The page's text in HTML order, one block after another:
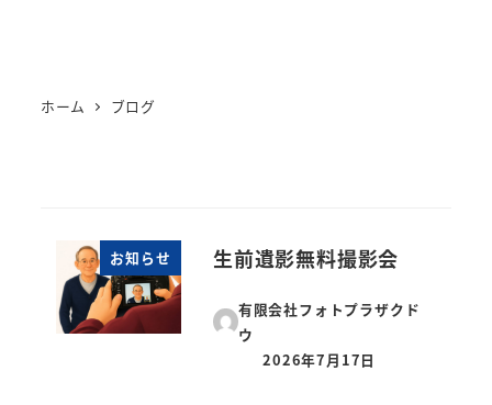
ホーム ブログ
お知らせ 生前遺影無料撮影会
有限会社フォトプラザクド
ウ
投稿日
2026年7月17日